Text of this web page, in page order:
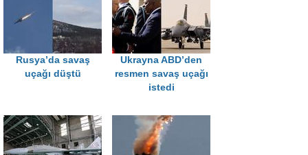
Rusya’da savaş
uçağı düştü
Ukrayna ABD’den
resmen savaş uçağı
istedi